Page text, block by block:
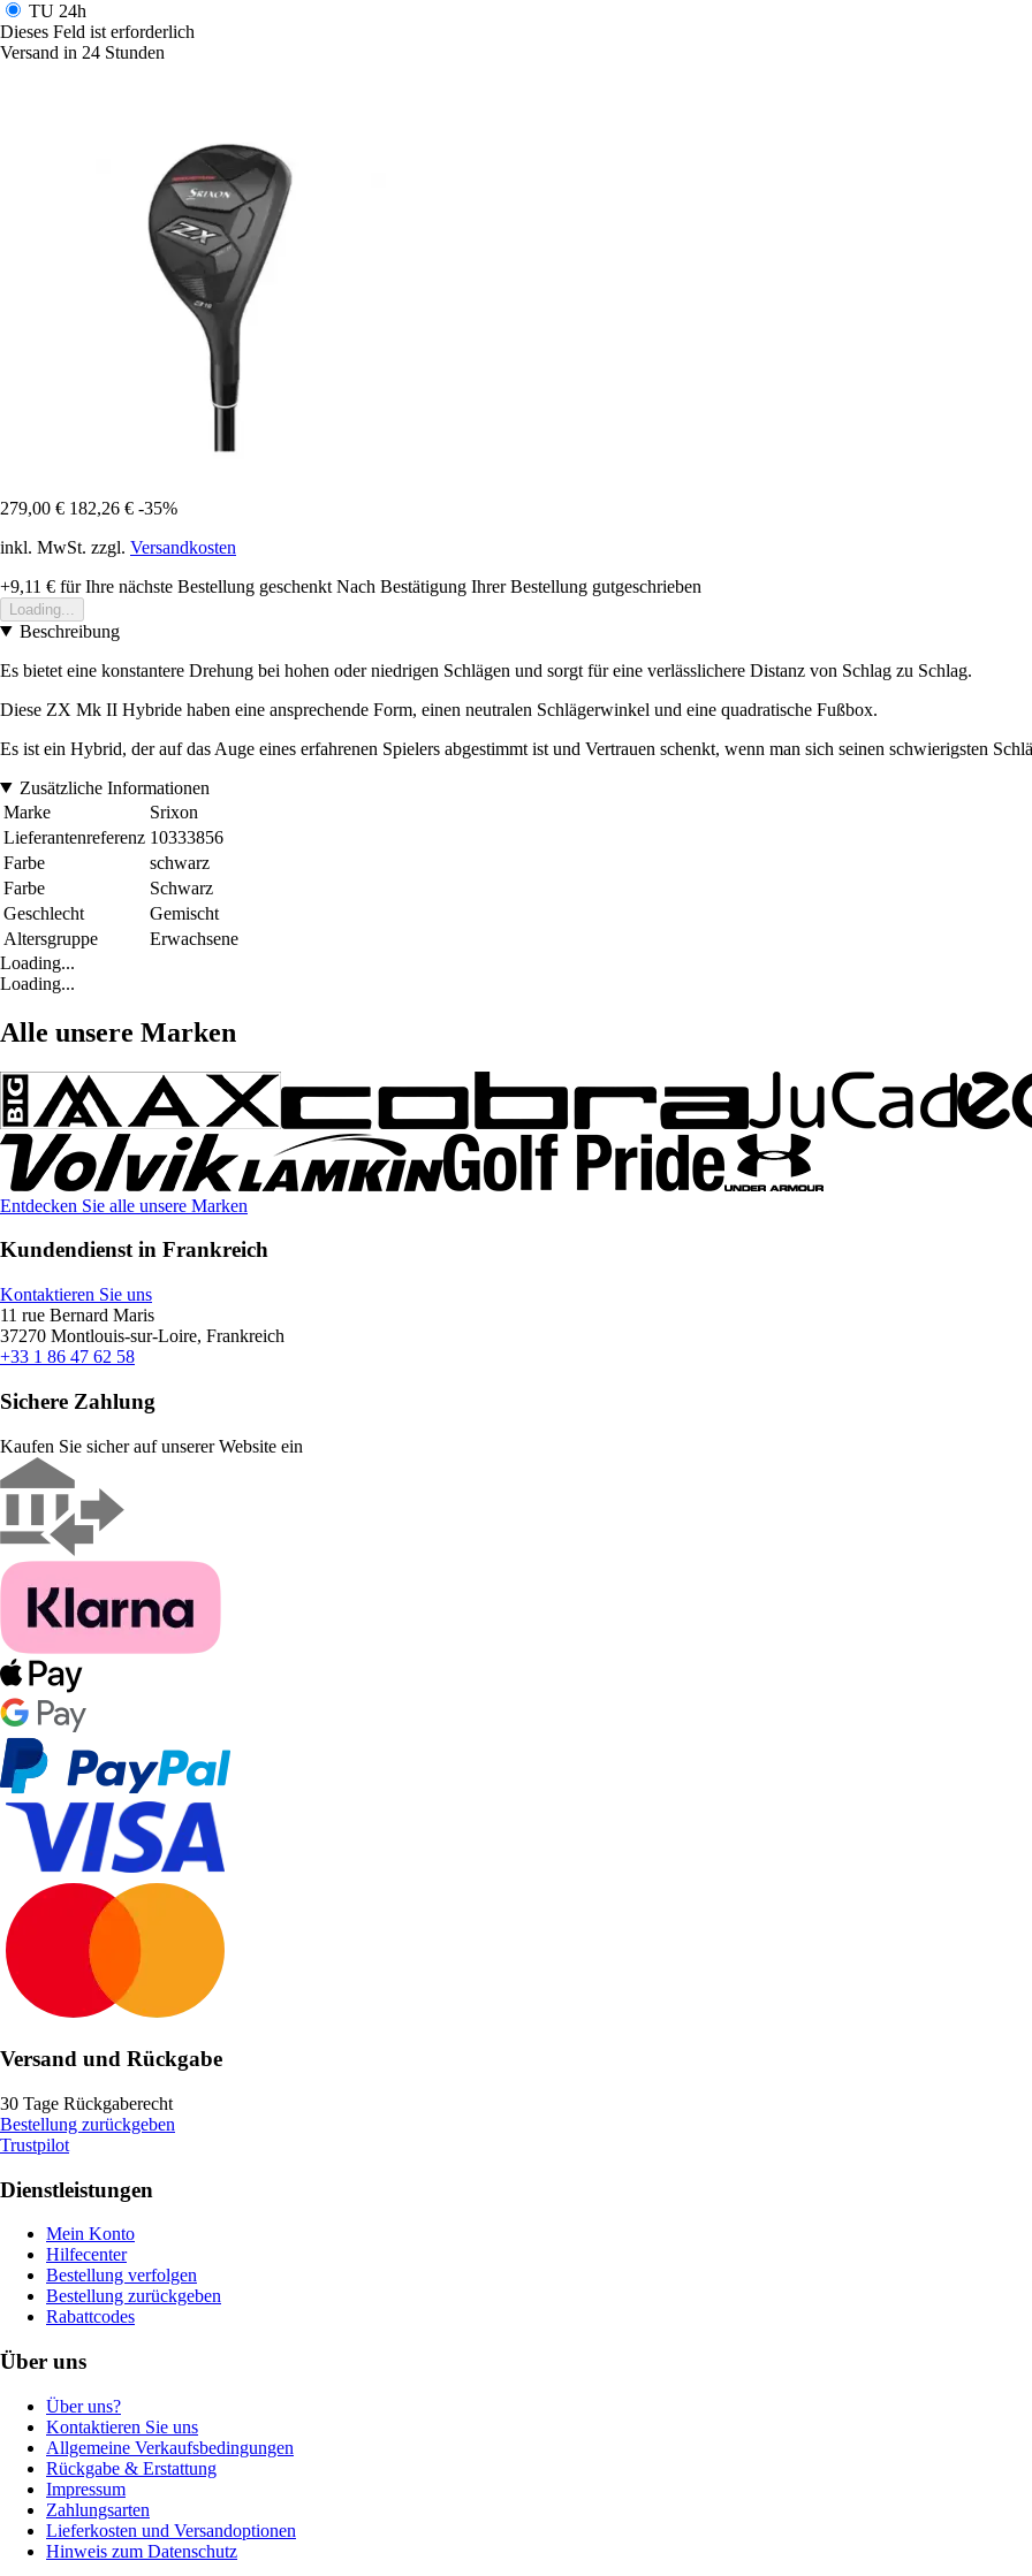
TU 24h
Dieses Feld ist erforderlich
Versand in 24 Stunden
279,00 € 182,26 € -35%
inkl. MwSt. zzgl. Versandkosten
+9,11 € für Ihre nächste Bestellung geschenkt Nach Bestätigung Ihrer Bestellung gutgeschrieben
Loading...
Beschreibung
Es bietet eine konstantere Drehung bei hohen oder niedrigen Schlägen und sorgt für eine verlässlichere Distanz von Schlag zu Schlag.
Diese ZX Mk II Hybride haben eine ansprechende Form, einen neutralen Schlägerwinkel und eine quadratische Fußbox.
Es ist ein Hybrid, der auf das Auge eines erfahrenen Spielers abgestimmt ist und Vertrauen schenkt, wenn man sich seinen schwierigsten
Zusätzliche Informationen
Marke
Srixon
Lieferantenreferenz 10333856
Farbe
schwarz
Farbe
Schwarz
Geschlecht
Gemischt
Altersgruppe
Erwachsene
Loading...
Loading...
Alle unsere Marken
Entdecken Sie alle unsere Marken
Kundendienst in Frankreich
Kontaktieren Sie uns
11 rue Bernard Maris
37270 Montlouis-sur-Loire, Frankreich
+33 1 86 47 62 58
Sichere Zahlung
Kaufen Sie sicher auf unserer Website ein
Versand und Rückgabe
30 Tage Rückgaberecht
Bestellung zurückgeben
Trustpilot
Dienstleistungen
Mein Konto
Hilfecenter
Bestellung verfolgen
Bestellung zurückgeben
Rabattcodes
Über uns
Über uns?
Kontaktieren Sie uns
Allgemeine Verkaufsbedingungen
Rückgabe & Erstattung
Impressum
Zahlungsarten
Lieferkosten und Versandoptionen
Hinweis zum Datenschutz